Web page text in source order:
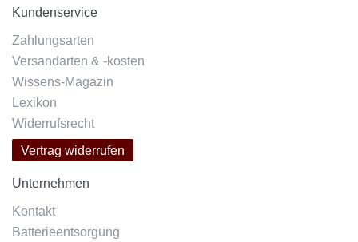
Kundenservice
Zahlungsarten
Versandarten & -kosten
Wissens-Magazin
Lexikon
Widerrufsrecht
Vertrag widerrufen
Unternehmen
Kontakt
Batterieentsorgung